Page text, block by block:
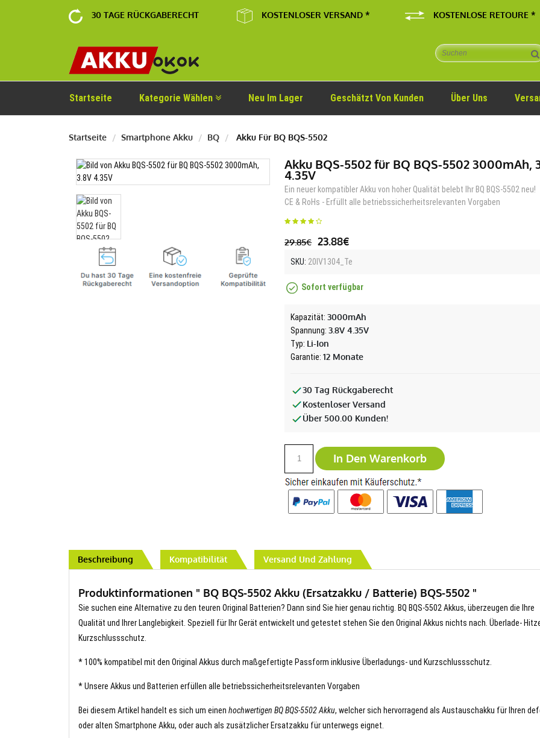
30 TAGE RÜCKGABERECHT KOSTENLOSER VERSAND * KOSTENLOSE RETOURE *
Startseite Kategorie Wählen Neu Im Lager Geschätzt Von Kunden Über Uns
Startseite Smartphone Akku BQ Akku Für BQ BQS-5502
Akku BQS-5502 für BQ BQS-5502 3000mAh,
4.35V
Ein neuer kompatibler Akku von hoher Qualität belebt Ihr BQ BQS-5502 neu!
CE & RoHs - Erfüllt alle betriebssicherheitsrelevanten Vorgaben
29.85€ 23.88€
SKU: 20IV1304_Te
Sofort verfügbar
Kapazität:3000mAh
Spannung:3.8V 4.35V
Typ: Li-Ion
Garantie:12 Monate
30 Tag Rückgaberecht
Kostenloser Versand
Über 500.00 Kunden!
In Den Warenkorb
Beschreibung Kompatibilität Versand Und Zahlung
Produktinformationen " BQ BQS-5502 Akku (Ersatzakku / Batterie) BQS-5502 "
Sie suchen eine Alternative zu den teuren Original Batterien? Dann sind Sie hier genau richtig. BQ BQS-5502 Akkus, überzeugen die Ihre
Qualität und Ihrer Langlebigkeit. Speziell für Ihr Gerät entwickelt und getestet stehen Sie den Original Akkus nichts nach. Überlade-
Kurzschlussschutz.
* 100% kompatibel mit den Original Akkus durch maßgefertigte Passform inklusive Überladungs- und Kurzschlussschutz.
* Unsere Akkus und Batterien erfüllen alle betriebssicherheitsrelevanten Vorgaben
Bei diesem Artikel handelt es sich um einen hochwertigen BQ BQS-5502 Akku, welcher sich hervorragend als Austauschakku für Ihren
oder alten Smartphone Akku, oder auch als zusätzlicher Ersatzakku für unterwegs eignet.